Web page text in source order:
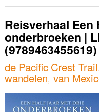
Reisverhaal Een
onderbroeken |
(9789463455619)
de Pacific Crest
wandelen, van